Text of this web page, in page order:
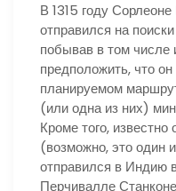
В 1315 году
отправился на
побывав в том
предположить, что
планируемом
(или одна из них)
Кроме того,
(возможно, это один
отправился в Индию
Перчивалле